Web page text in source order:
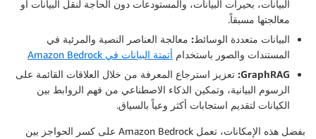
البيانات، بحيرات البيانات، والمستودعات دون الحاجة لنقل البيانات أو
معالجتها مسبقاً.
البيانات متعددة الوسائط: معالجة العناصر النصية والمرئية في
المستندات والصور باستخدام أتمتة البيانات في Amazon Bedrock
GraphRAG: تعزيز استرجاع المعرفة من خلال العلاقات القائمة على
الرسوم البيانية، وتمكين الذكاء الاصطناعي من فهم الروابط بين
الكيانات لتقديم استجابات أكثر وعياً بالسياق.
بفضل هذه الإمكانات، تعمل Amazon Bedrock على كسر الحواجز بين